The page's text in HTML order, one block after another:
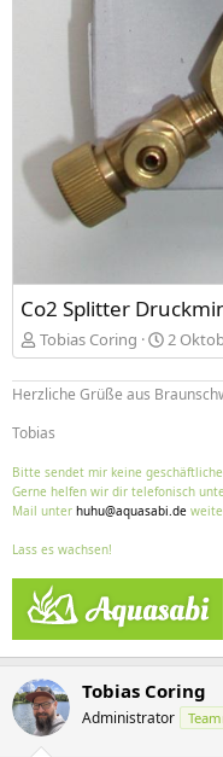
Co2 Splitter
Tobias Coring 2
Herzliche Grüße aus
Tobias
Bitte sendet mir keine
Gerne helfen wir dir telefonisch
Mail unter huhu@aquasabi.de
Lass es wachsen!
Tobias Coring
Administrator